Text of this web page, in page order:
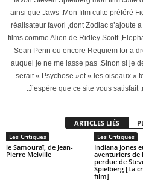
ainsi que Jaws .Mon film culte préféré
réalisateur favori ,dont Zodiac s’ajoute
films comme Alien de Ridley Scott
Sean Penn ou encore Requiem for a
auquel je ne me lasse pas .Sinon si je
serait « Psychose »et « les oiseaux »
.J’espère que ce site vous satisfait
ARTICLES LIÉS
Les Critiques
le Samouraï, de Jean-
Pierre Melville
Les Critiques
Indiana Jones
aventuriers de
perdue de
Spielberg [La
film]